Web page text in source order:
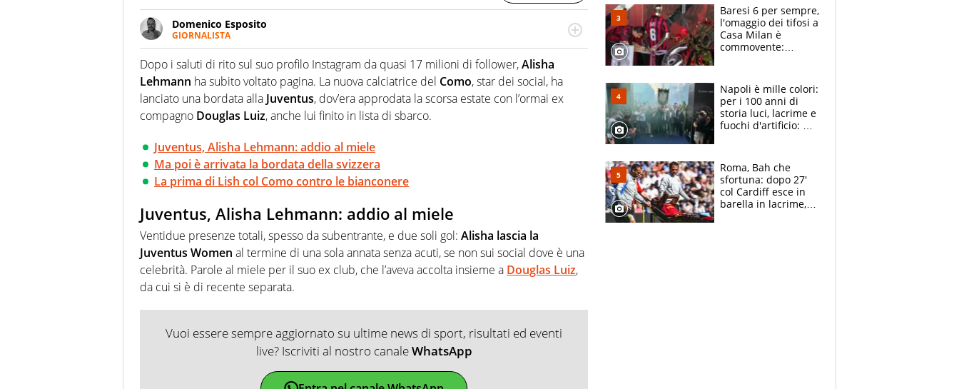
Domenico Esposito
GIORNALISTA
Da vent’anni in campo e sul campo per vivere ogni evento in tutte le sue sfaccettature.
Passione smisurata per il calcio e per la sfera di cuoio. Il pallone è una cosa serissima,
guai a dirgli di no
Dopo i saluti di rito sul suo profilo Instagram da quasi 17 milioni di follower,Alisha
Lehmann ha subito voltato pagina. La nuova calciatrice del Como, star dei social, ha
lanciato una bordata alla Juventus, dov’era approdata la scorsa estate con l’ormai ex
compagno Douglas Luiz, anche lui finito in lista di sbarco.
Juventus, Alisha Lehmann: addio al miele
Ma poi è arrivata la bordata della svizzera
La prima di Lish col Como contro le bianconere
Juventus, Alisha Lehmann: addio al miele
Ventidue presenze totali, spesso da subentrante, e due soli gol: Alisha lascia la
Juventus Women al termine di una sola annata senza acuti, se non sui social dove è una
celebrità. Parole al miele per il suo ex club, che l’aveva accolta insieme a Douglas Luiz,
da cui si è di recente separata.
Vuoi essere sempre aggiornato su ultime news di sport, risultati ed eventi
live? Iscriviti al nostro canaleWhatsApp
circondati
dall'affetto dei tifosi
Baresi 6 per sempre,
l'omaggio dei tifosi a
Casa Milan è
commovente:
bigliettini
Napoli è mille colori:
per i 100 anni di
storia luci, lacrime e
fuochi d'artificio: De
Roma, Bah che
sfortuna: dopo 27'
col Cardiff esce in
barella in lacrime,